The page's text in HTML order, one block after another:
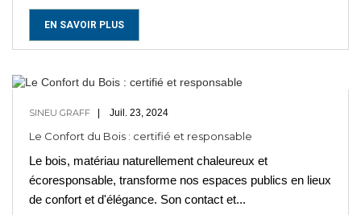
EN SAVOIR PLUS
Juil. 23, 2024
SINEU GRAFF
Le Confort du Bois : certifié et responsable
Le bois, matériau naturellement chaleureux et
écoresponsable, transforme nos espaces publics en lieux
de confort et d'élégance. Son contact et...